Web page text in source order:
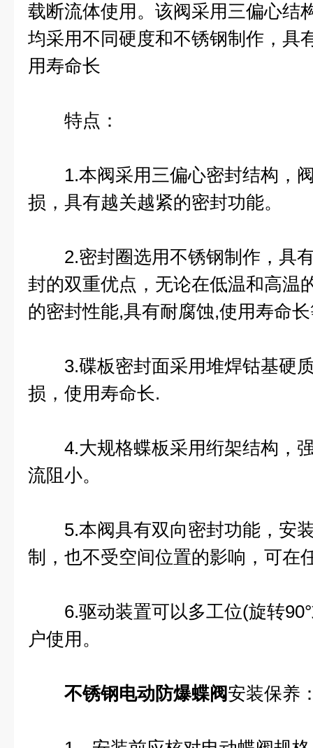
载断流体使用。该阀采用三偏心结
均采用不同硬度和不锈钢制作，具
用寿命长
特点：
1.本阀采用三偏心密封结构，
损，具有越关越紧的密封功能。
2.密封圈选用不锈钢制作，具有
封的双重优点，无论在低温和高温
的密封性能,具有耐腐蚀,使用寿命
3.碟板密封面采用堆焊钴基硬
损，使用寿命长.
4.大规格蝶板采用绗架结构，强
流阻小。
5.本阀具有双向密封功能，安装
制，也不受空间位置的影响，可在
6.驱动装置可以多工位(旋转90°
户使用。
不锈钢电动防爆蝶阀安装保养